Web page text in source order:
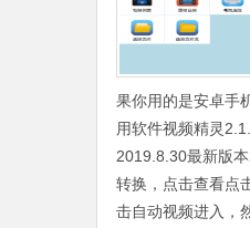
果你用的是安卓手
用软件视频精灵
2019.8.30最新版
转换，点击查看点
击自动视频进入，